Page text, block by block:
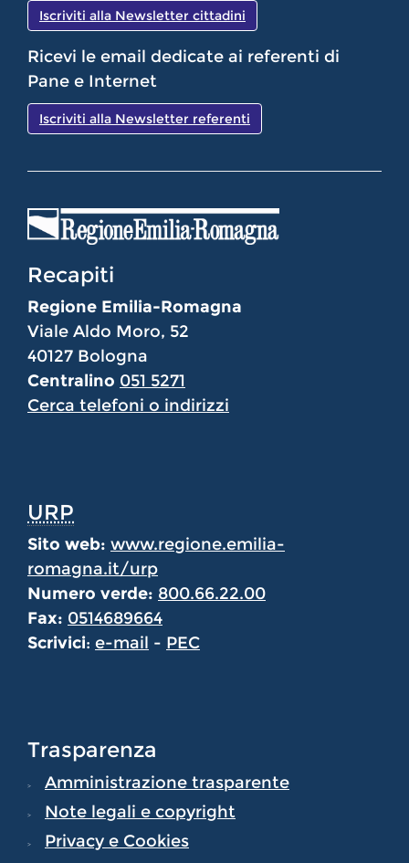
Iscriviti alla Newsletter cittadini
Ricevi le email dedicate ai referenti di
Pane e Internet
Iscriviti alla Newsletter referenti
Recapiti
Regione Emilia-Romagna
Viale Aldo Moro, 52
40127 Bologna
Centralino 051 5271
Cerca telefoni o indirizzi
URP
Sito web: www.regione.emilia-
romagna.it/urp
Numero verde: 800.66.22.00
Fax: 0514689664
Scrivici: e-mail - PEC
Trasparenza
Amministrazione trasparente
Note legali e copyright
Privacy e Cookies